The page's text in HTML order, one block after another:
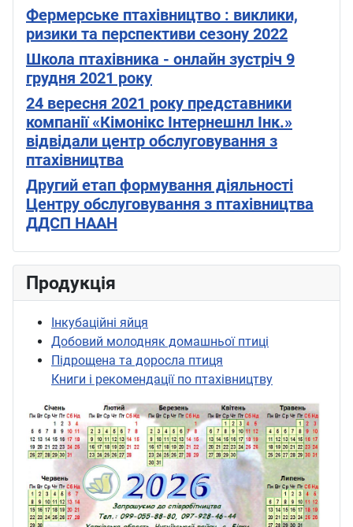
Фермерське птахівництво : виклики,
ризики та перспективи сезону 2022
Школа птахівника - онлайн зустріч 9
грудня 2021 року
24 вересня 2021 року представники
компанії «Кімонікс Інтернешнл Інк.»
відвідали центр обслуговування з
птахівництва
Другий етап формування діяльності
Центру обслуговування з птахівництва
ДДСП НААН
Продукція
Інкубаційні яйця
Добовий молодняк домашньої птиці
Підрощена та доросла птиця
Книги і рекомендації по птахівництву